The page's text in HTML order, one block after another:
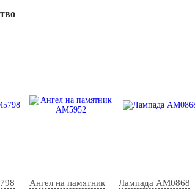
Ангел на памятник
Лампада AM0868